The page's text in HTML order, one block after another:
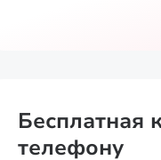
Бесплатная
телефону